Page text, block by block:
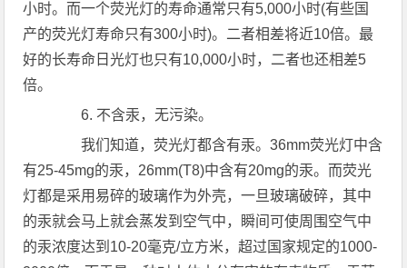
小时。而一个荧光灯的寿命通常只有5,000小时(有些国
产的荧光灯寿命只有300小时)。二者相差将近10倍。最
好的长寿命日光灯也只有10,000小时，二者也还相差5
倍。
6. 不含汞，无污染。
我们知道，荧光灯都含有汞。36mm荧光灯中含
有25-45mg的汞，26mm(T8)中含有20mg的汞。而荧光
灯都是采用易碎的玻璃作为外壳，一旦玻璃破碎，其中
的汞就会马上就会蒸发到空气中，瞬间可使周围空气中
的汞浓度达到10-20毫克/立方米，超过国家规定的1000-